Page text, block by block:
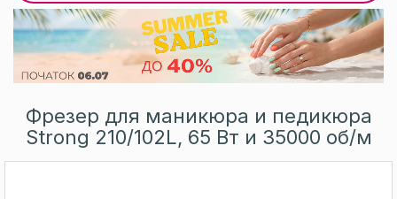
Фрезер для маникюра и педикюра
Strong 210/102L, 65 Вт и 35000 об/м